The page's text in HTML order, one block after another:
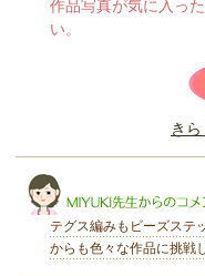
このレビューは参考にな
作品写真が気に入っ
い。
き
テグス編みもビーズステ
からも色々な作品に挑戦